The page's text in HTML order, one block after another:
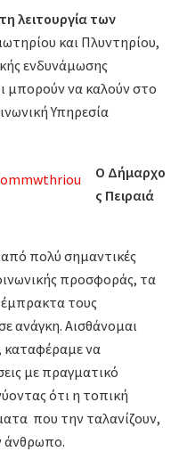
λειτουργία των
και Πλυντηρίου,
ενδυνάμωσης
μπορούν να καλούν στο
Υπηρεσία
O Δήμαρχο
ς Πειραιά
από πολύ σημαντικές
προσφοράς, τα
τους
ανάγκη. Αισθάνομαι
καταφέραμε να
με πραγματικό
ότι η τοπική
που την ταλανίζουν,
άνθρωπο.